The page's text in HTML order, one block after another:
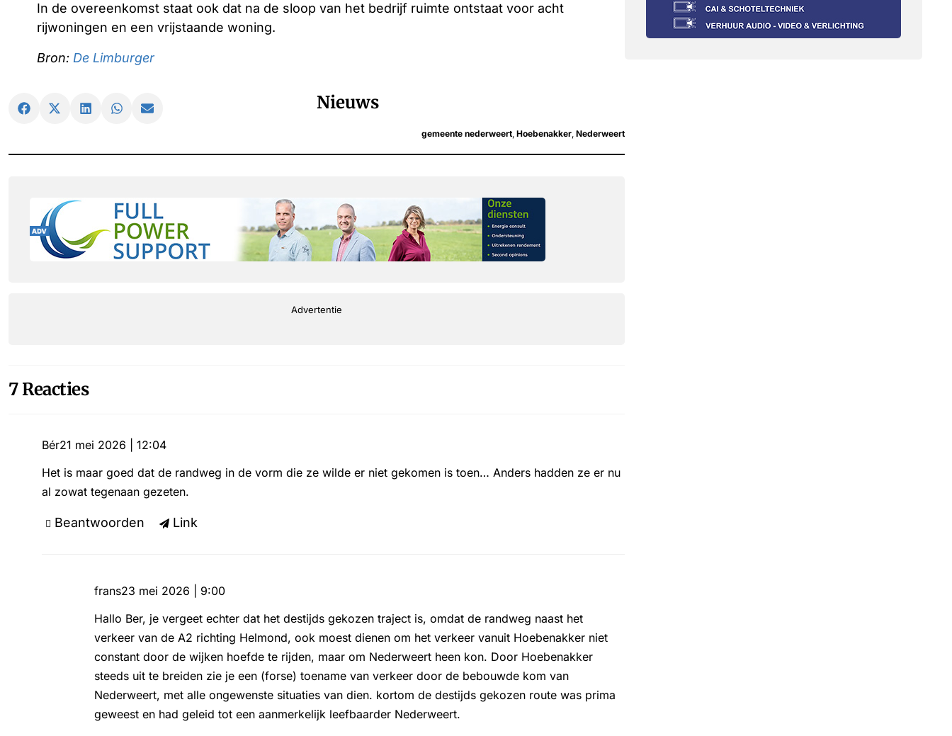
In de overeenkomst staat ook dat na de sloop van het bedrijf ruimte ontstaat voor acht
rijwoningen en een vrijstaande woning.
Bron: De Limburger
Nieuws
gemeente nederweert Hoebenakker Nederweert
Advertentie
7 Reacties
Bér21 mei 2026 | 12:04
Het is maar goed dat de randweg in de vorm die ze wilde er niet gekomen is toen… Anders hadden ze er nu
al zowat tegenaan gezeten.
Beantwoorden Link
frans23 mei 2026 | 9:00
Hallo Ber, je vergeet echter dat het destijds gekozen traject is, omdat de randweg naast het
verkeer van de A2 richting Helmond, ook moest dienen om het verkeer vanuit Hoebenakker niet
constant door de wijken hoefde te rijden, maar om Nederweert heen kon. Door Hoebenakker
steeds uit te breiden zie je een (forse) toename van verkeer door de bebouwde kom van
Nederweert, met alle ongewenste situaties van dien. kortom de destijds gekozen route was prima
geweest en had geleid tot een aanmerkelijk leefbaarder Nederweert.